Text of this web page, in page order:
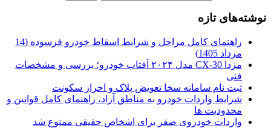
نوشته‌های تازه
راهنمای کامل مراحل و شرایط اسقاط خودرو فرسوده (14
مرداد 1405)
مزدا CX-30 مدل ۲۰۲۴ آفتاب خودرو؛ بررسی و مشخصات
فنی
ثبت نام سامانه سخا تعویض پلاک و احراز سکونت
شرایط واردات خودرو به مناطق آزاد، راهنمای کامل قوانین و
محدودیت ها
واردات خودروی صفر برای اشخاص حقیقی ممنوع شد